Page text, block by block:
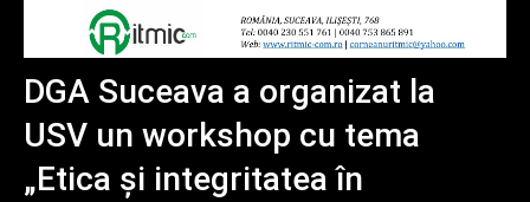
DGA Suceava a organizat la
USV un workshop cu tema
„Etica și integritatea în